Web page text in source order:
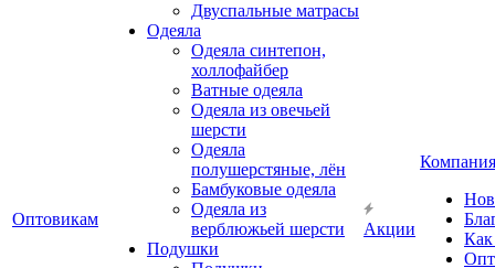
Оптовикам
Двуспальные матрасы
Одеяла
Одеяла синтепон,
холлофайбер
Ватные одеяла
Одеяла из овечьей
шерсти
Одеяла
полушерстяные, лён
Бамбуковые одеяла
Одеяла из
верблюжьей шерсти
Подушки
Акции
Компания
Как